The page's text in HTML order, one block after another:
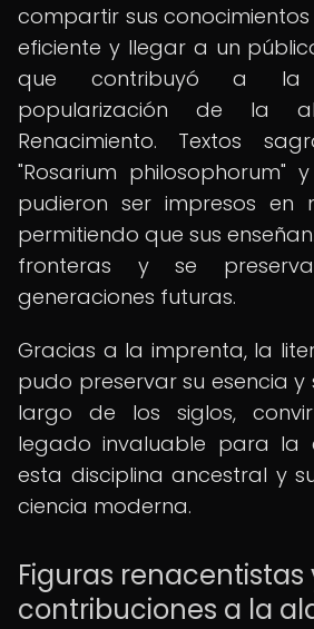
compartir sus
eficiente y llegar a un
que contribuyó a la
popularización de la
Renacimiento. Textos
"Rosarium philosophorum"
pudieron ser impresos en
permitiendo que sus
fronteras y se
generaciones futuras.
Gracias a la imprenta, la
pudo preservar su esencia
largo de los siglos,
legado invaluable para la
esta disciplina ancestral y
ciencia moderna.
Figuras renacentistas
contribuciones a la